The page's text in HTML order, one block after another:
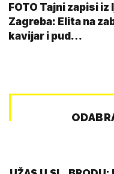
FOTO Tajni zapisi iz ljepotice
Zagreba: Elita na zabavama jela
kavijar i pud…